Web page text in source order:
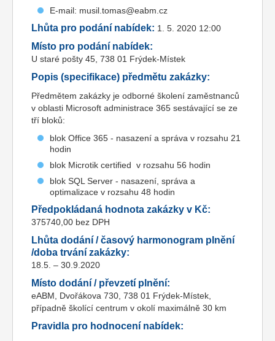
E-mail: musil.tomas@eabm.cz
Lhůta pro podání nabídek: 1. 5. 2020 12:00
Místo pro podání nabídek:
U staré pošty 45, 738 01 Frýdek-Místek
Popis (specifikace) předmětu zakázky:
Předmětem zakázky je odborné školení zaměstnanců
v oblasti Microsoft administrace 365 sestávající se ze
tří bloků:
blok Office 365 - nasazení a správa v rozsahu 21
hodin
blok Microtik certified v rozsahu 56 hodin
blok SQL Server - nasazení, správa a
optimalizace v rozsahu 48 hodin
Předpokládaná hodnota zakázky v Kč:
375740,00 bez DPH
Lhůta dodání / časový harmonogram plnění
/doba trvání zakázky:
18.5. – 30.9.2020
Místo dodání / převzetí plnění:
eABM, Dvořákova 730, 738 01 Frýdek-Místek,
případně školící centrum v okolí maximálně 30 km
Pravidla pro hodnocení nabídek: